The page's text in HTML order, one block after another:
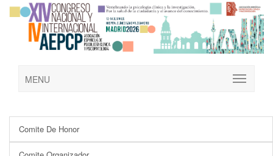
MENU
Comite De Honor